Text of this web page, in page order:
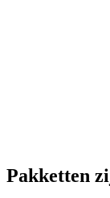
Pakketten